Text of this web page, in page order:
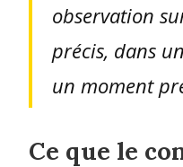
observation
précis, dans
un moment
Ce que le